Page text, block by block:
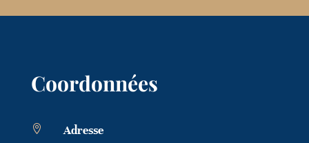
Coordonnées
 Adresse